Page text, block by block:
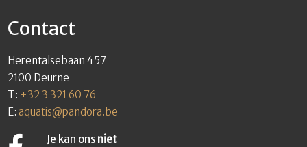
Contact
Herentalsebaan 457
2100 Deurne
T: +32 3 321 60 76
E: aquatis@pandora.be
Je kan ons niet